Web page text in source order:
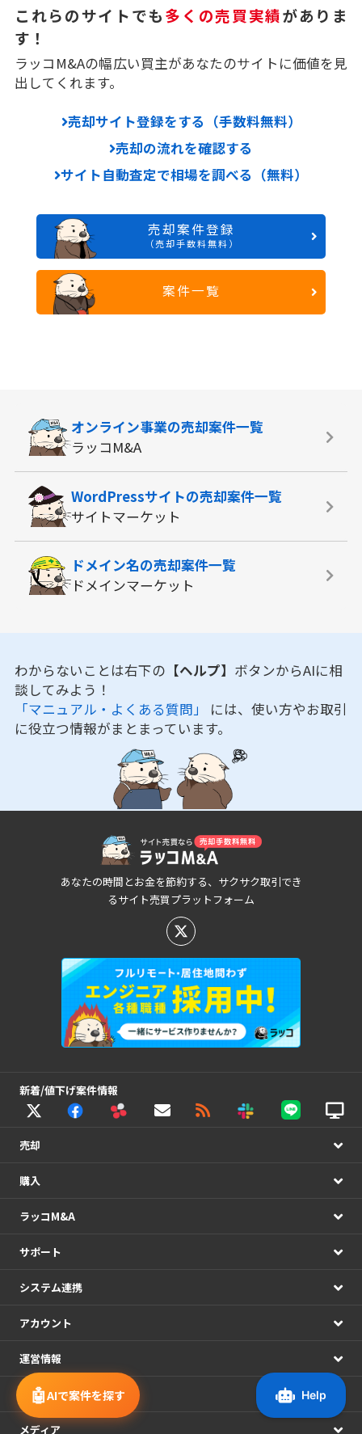
これらのサイトでも多くの売買実績がありま
す！
ラッコM&Aの幅広い買主があなたのサイトに価値を見
出してくれます。
売却サイト登録をする（手数料無料）
売却の流れを確認する
サイト自動査定で相場を調べる（無料）
売却案件登録
（売却手数料無料）
案件一覧
🤖AIで案件を探す
オンライン事業の売却案件一覧
ラッコM&A
WordPressサイトの売却案件一覧
サイトマーケット
ドメイン名の売却案件一覧
ドメインマーケット
わからないことは右下の 【ヘルプ】 ボタンからAIに相
談してみよう！
「マニュアル・よくある質問」 には、使い方やお取引
に役立つ情報がまとまっています。
あなたの時間とお金を節約する、サクサク取引でき
るサイト売買プラットフォーム
新着/値下げ案件情報
売却
購入
ラッコM&A
サポート
システム連携
アカウント
運営情報
ラッコWebサービス
メディア